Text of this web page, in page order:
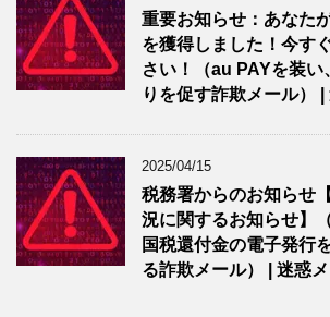
重要お知らせ：あなた
を獲得しました！今す
さい！（au PAYを装い
りを促す詐欺メール）
2025/04/15
税務署からのお知らせ
況に関するお知らせ】
国税還付金の電子発行
る詐欺メール） | 迷惑